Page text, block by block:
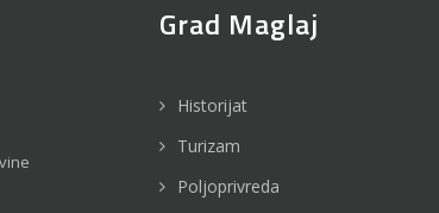
Grad Maglaj
Historijat
Turizam
Poljoprivreda